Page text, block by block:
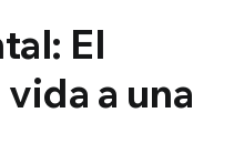
El
a una